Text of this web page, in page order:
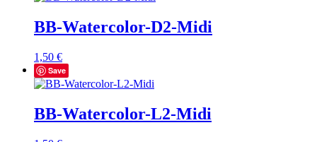
BB-Watercolor-D2-Midi
1,50 €
Save
BB-Watercolor-L2-Midi